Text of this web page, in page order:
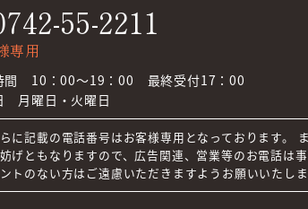
55-2211
専用
間 10：00～19：00 最終受付17：00
月曜日・火曜日
に記載の電話番号はお客様専用となっております。
げともなりますので、 広告関連、営業等のお電話は
トのない方はご遠慮いただきますよう お願いいたしま